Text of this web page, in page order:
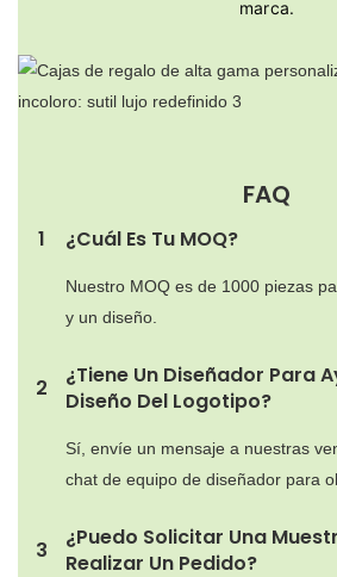
marca.
FAQ
1 ¿Cuál Es Tu MOQ?
Nuestro MOQ es de 1000 piezas
y un diseño.
2
¿Tiene Un Diseñador Para
Diseño Del Logotipo?
Sí, envíe un mensaje a nuestras
chat de equipo de diseñador para
3
¿Puedo Solicitar Una
Realizar Un Pedido?